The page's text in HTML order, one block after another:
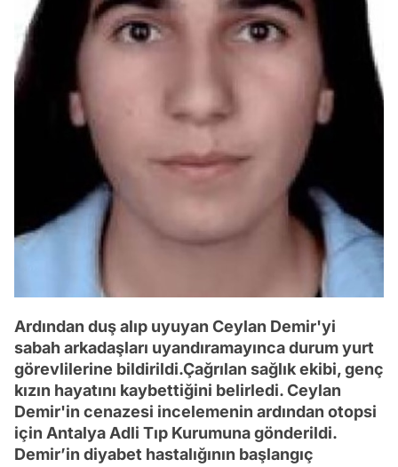
Ardından duş alıp uyuyan Ceylan Demir'yi
sabah arkadaşları uyandıramayınca durum yurt
görevlilerine bildirildi.Çağrılan sağlık ekibi, genç
kızın hayatını kaybettiğini belirledi. Ceylan
Demir'in cenazesi incelemenin ardından otopsi
için Antalya Adli Tıp Kurumuna gönderildi.
Demir’in diyabet hastalığının başlangıç